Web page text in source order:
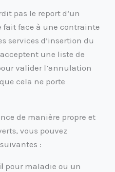
pas le report d’un
fait face à une contrainte
services d’insertion du
une liste de
valider l’annulation
cela ne porte
de manière propre et
vous pouvez
:
pour maladie ou un